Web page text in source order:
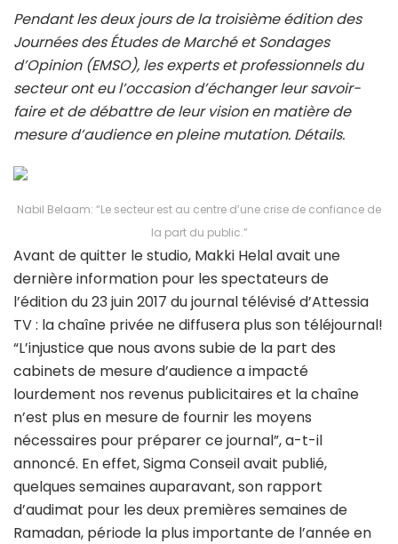
Pendant les deux jours de la troisième édition des
Journées des Études de Marché et Sondages
d’Opinion (EMSO), les experts et professionnels du
secteur ont eu l’occasion d’échanger leur savoir-
faire et de débattre de leur vision en matière de
mesure d’audience en pleine mutation. Détails.
Nabil Belaam: “Le secteur est au centre d’une crise de confiance de
la part du public.”
Avant de quitter le studio, Makki Helal avait une
dernière information pour les spectateurs de
l’édition du 23 juin 2017 du journal télévisé d’Attessia
TV : la chaîne privée ne diffusera plus son téléjournal!
“L’injustice que nous avons subie de la part des
cabinets de mesure d’audience a impacté
lourdement nos revenus publicitaires et la chaîne
n’est plus en mesure de fournir les moyens
nécessaires pour préparer ce journal”, a-t-il
annoncé. En effet, Sigma Conseil avait publié,
quelques semaines auparavant, son rapport
d’audimat pour les deux premières semaines de
Ramadan, période la plus importante de l’année en